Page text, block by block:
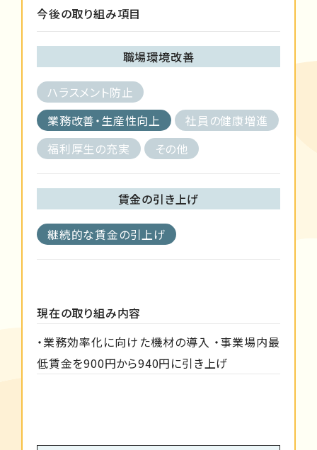
今後の取り組み項目
職場環境改善
ハラスメント防止
業務改善・生産性向上
社員の健康増進
福利厚生の充実
その他
賃金の引き上げ
継続的な賃金の引上げ
現在の取り組み内容
・業務効率化に向けた機材の導入 ・事業場内最
低賃金を900円から940円に引き上げ